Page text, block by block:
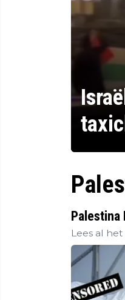
Palestina
Lees al